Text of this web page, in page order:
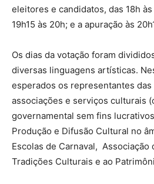
eleitores e candidatos, das 18h às
19h15 às 20h; e a apuração às
Os dias da votação foram
diversas linguagens artísticas.
esperados os representantes
associações e serviços culturais
governamental sem fins
Produção e Difusão Cultural no
Escolas de Carnaval, Associação
Tradições Culturais e ao